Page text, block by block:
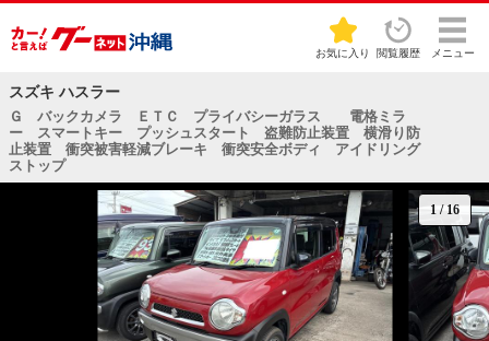
お気に入り 閲覧履歴 メニュー
スズキ ハスラー
Ｇ バックカメラ ＥＴＣ プライバシーガラス 電格ミラ
ー スマートキー プッシュスタート 盗難防止装置 横滑り防
止装置 衝突被害軽減ブレーキ 衝突安全ボディ アイドリング
ストップ
1/16